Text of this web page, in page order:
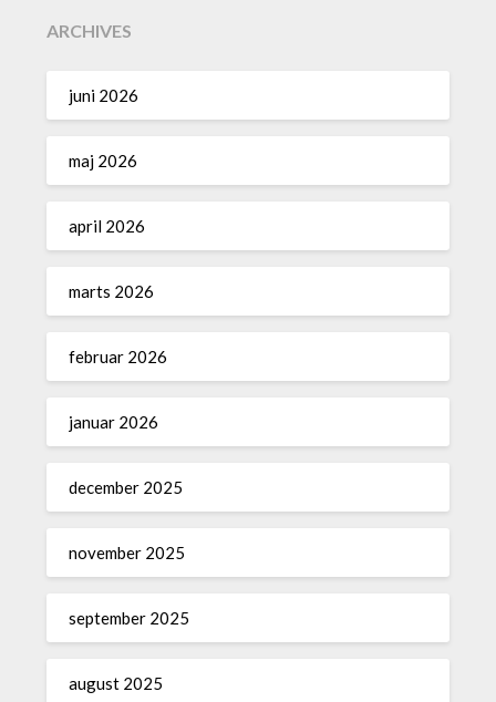
ARCHIVES
juni 2026
maj 2026
april 2026
marts 2026
februar 2026
januar 2026
december 2025
november 2025
september 2025
august 2025